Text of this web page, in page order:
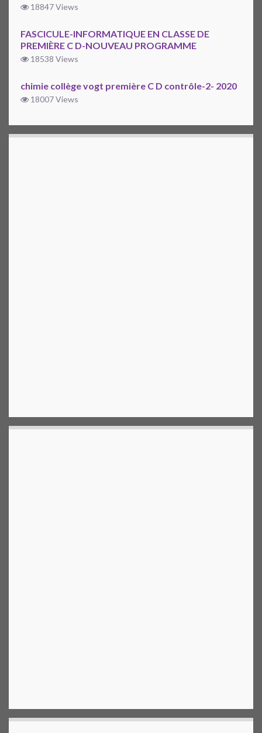
18847 Views
FASCICULE-INFORMATIQUE EN CLASSE DE
PREMIÈRE C D-NOUVEAU PROGRAMME
18538 Views
chimie collège vogt première C D contrôle-2- 2020
18007 Views